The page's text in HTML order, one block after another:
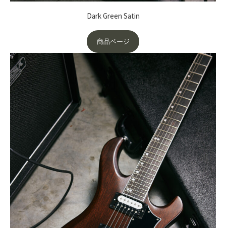
Dark Green Satin
商品ページ